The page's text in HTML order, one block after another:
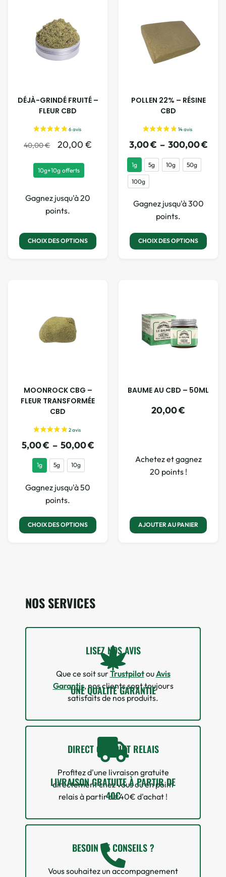
DÉJÀ-GRINDÉ FRUITÉ –
FLEUR CBD
40,00€ 20,00 €
10g+10g offerts
Gagnez jusqu'à 20
points.
CHOIX DES OPTIONS
POLLEN 22% – RÉSINE
CBD
3,00€ – 300,00€
1g 5g 10g 50g
100g
Gagnez jusqu'à 300
points.
CHOIX DES OPTIONS
MOONROCK CBG –
FLEUR TRANSFORMÉE
CBD
5,00€ – 50,00€
1g 5g 10g
Gagnez jusqu'à 50
points.
CHOIX DES OPTIONS
BAUME AU CBD – 50ML
20,00€
Achetez et gagnez
20 points !
AJOUTER AU PANIER
NOS SERVICES
UNE QUALITÉ GARANTIE
LISEZ NOS AVIS
Que ce soit surTrustpilotouAvis
Garantis, nos clients sont toujours
satisfaits de nos produits.
LIVRAISON GRATUITE À PARTIR DE
40€
DIRECT OU POINT RELAIS
Profitez d'une livraison gratuite
directement chez vous ou en point
relais à partir de 40€ d'achat !
BESOIN DE CONSEILS ?
Vous souhaitez un accompagnement